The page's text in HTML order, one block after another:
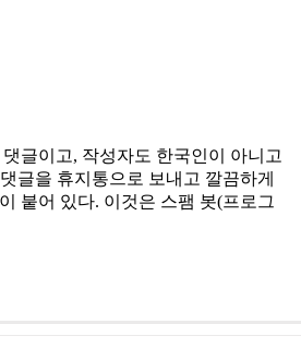
글이고, 작성자도 한국인이 아니고
글을 휴지통으로 보내고 깔끔하게
붙어 있다. 이것은 스팸 봇(프로그